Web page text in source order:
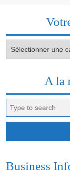
envie
A la
for:
Business